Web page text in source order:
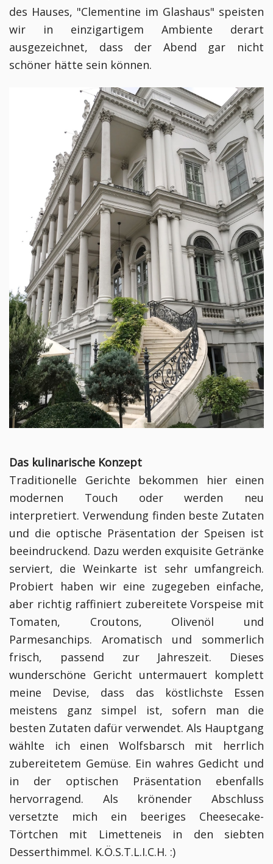
des Hauses, "Clementine im Glashaus" speisten
wir in einzigartigem Ambiente derart
ausgezeichnet, dass der Abend gar nicht
schöner hätte sein können.
Das kulinarische Konzept
Traditionelle Gerichte bekommen hier einen
modernen Touch oder werden neu
interpretiert. Verwendung finden beste Zutaten
und die optische Präsentation der Speisen ist
beeindruckend. Dazu werden exquisite Getränke
serviert, die Weinkarte ist sehr umfangreich.
Probiert haben wir eine zugegeben einfache,
aber richtig raffiniert zubereitete Vorspeise mit
Tomaten, Croutons, Olivenöl und
Parmesanchips. Aromatisch und sommerlich
frisch, passend zur Jahreszeit. Dieses
wunderschöne Gericht untermauert komplett
meine Devise, dass das köstlichste Essen
meistens ganz simpel ist, sofern man die
besten Zutaten dafür verwendet. Als Hauptgang
wählte ich einen Wolfsbarsch mit herrlich
zubereitetem Gemüse. Ein wahres Gedicht und
in der optischen Präsentation ebenfalls
hervorragend. Als krönender Abschluss
versetzte mich ein beeriges Cheesecake-
Törtchen mit Limetteneis in den siebten
Desserthimmel. K.Ö.S.T.L.I.C.H. :)